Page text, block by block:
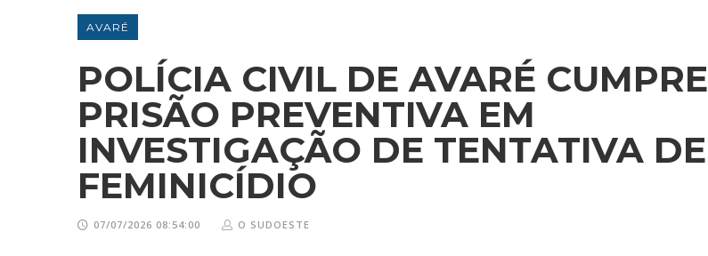
AVARÉ
POLÍCIA CIVIL DE AVARÉ CUMPRE
PRISÃO PREVENTIVA EM
INVESTIGAÇÃO DE TENTATIVA DE
FEMINICÍDIO
07/07/2026 08:54:00 O SUDOESTE